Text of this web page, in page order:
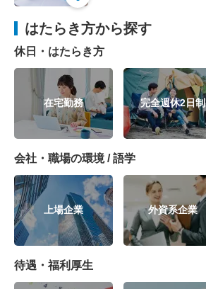
はたらき方から探す
休日・はたらき方
在宅勤務 完全週休2日制
会社・職場の環境 / 語学
上場企業 外資系企業
待遇・福利厚生